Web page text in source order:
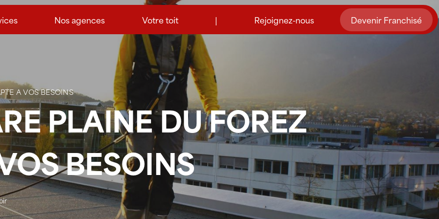
Nos agences Votre toit | Rejoignez-nous Devenir Franchisé
A VOS BESOINS
PLAINE DU FOREZ
BESOINS